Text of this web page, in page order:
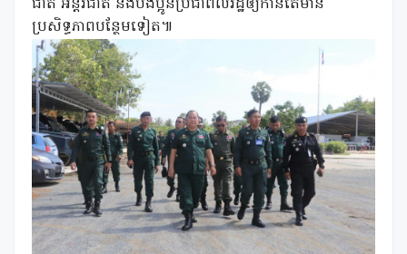
ជាតិ អន្តរជាតិ និងបងប្អូនប្រជាពលរដ្ឋឲ្យកាន់តែមាន
ប្រសិទ្ធភាពបន្ថែមទៀត៕